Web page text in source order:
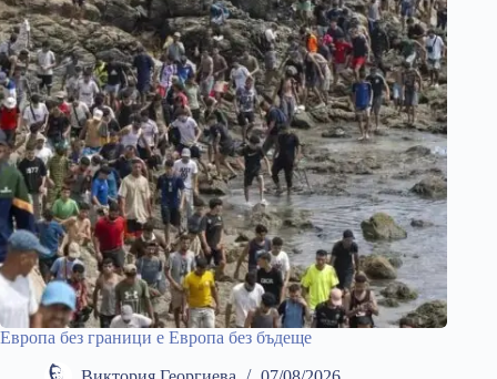
Европа без граници е Европа без бъдеще